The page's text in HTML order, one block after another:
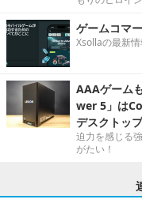
ゲームコマ
Xsollaの最新情
AAAゲーム
wer 5」は
デスクトッ
迫力を感じる
がたい！